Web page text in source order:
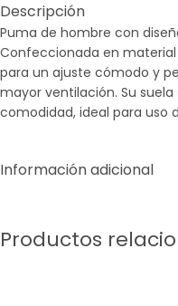
Descripción
Puma de hombre con
Confeccionada en
para un ajuste cómodo y
mayor ventilación. Su
comodidad, ideal para uso
Información adicional
Productos